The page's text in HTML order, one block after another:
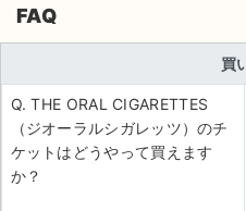
FAQ
買
Q. THE ORAL CIGARETTES
（ジオーラルシガレッツ）のチ
ケットはどうやって買えます
か？